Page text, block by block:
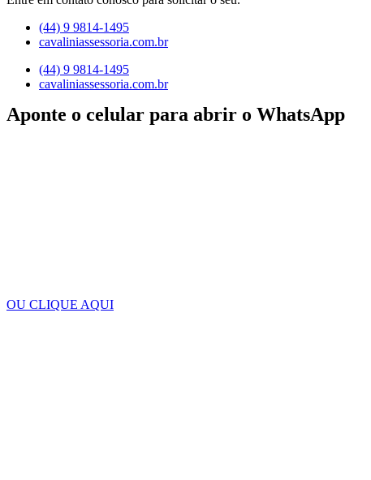
(44) 9 9814-1495
cavaliniassessoria.com.br
(44) 9 9814-1495
cavaliniassessoria.com.br
Aponte o celular para abrir o WhatsApp
OU CLIQUE AQUI